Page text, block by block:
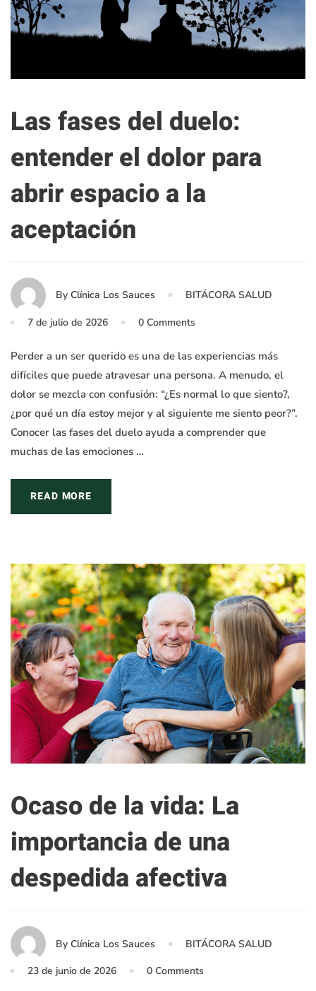
Las fases del duelo:
entender el dolor para
abrir espacio a la
aceptación
By Clínica Los Sauces BITÁCORA SALUD
7 de julio de 2026 0 Comments
Perder a un ser querido es una de las experiencias más
difíciles que puede atravesar una persona. A menudo, el
dolor se mezcla con confusión: “¿Es normal lo que siento?,
¿por qué un día estoy mejor y al siguiente me siento peor?”.
Conocer las fases del duelo ayuda a comprender que
muchas de las emociones …
READ MORE
Ocaso de la vida: La
importancia de una
despedida afectiva
By Clínica Los Sauces BITÁCORA SALUD
23 de junio de 2026 0 Comments